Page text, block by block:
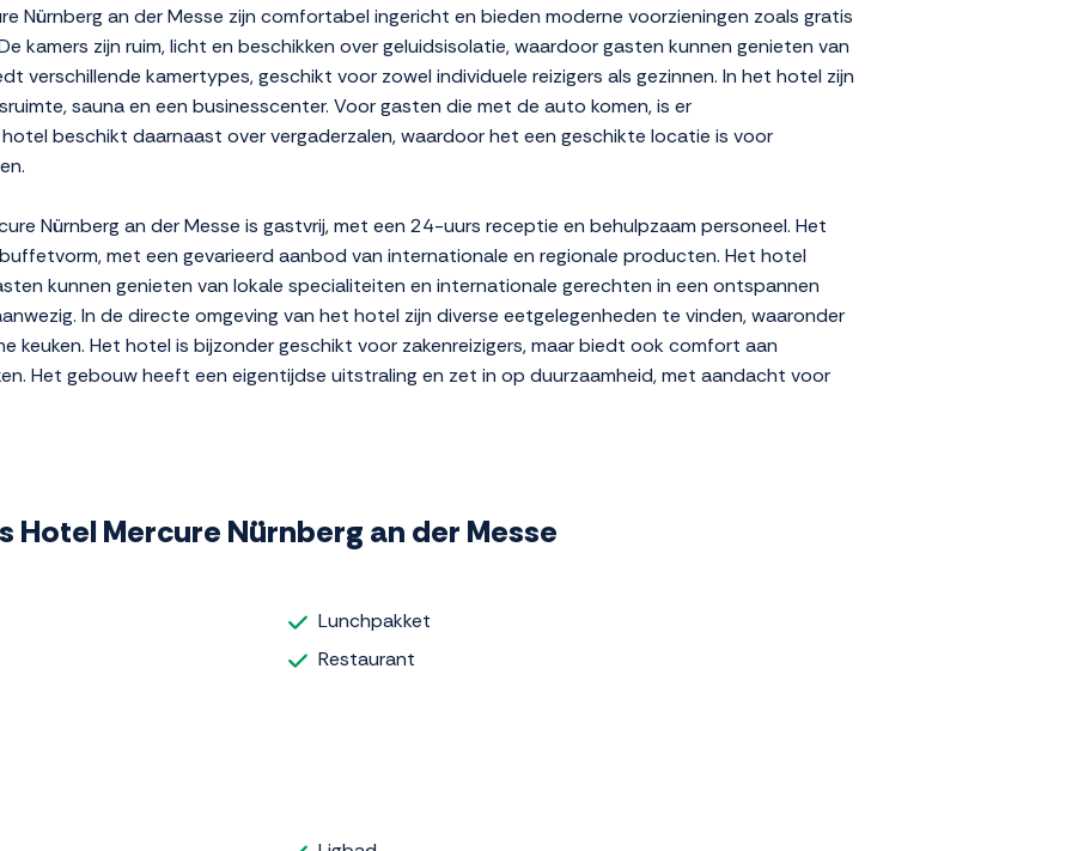
Nürnberg an der Messe zijn comfortabel ingericht en bieden moderne voorzieningen zoals gratis
kamers zijn ruim, licht en beschikken over geluidsisolatie, waardoor gasten kunnen genieten van
verschillende kamertypes, geschikt voor zowel individuele reizigers als gezinnen. In het hotel zijn
sauna en een businesscenter. Voor gasten die met de auto komen, is er
beschikt daarnaast over vergaderzalen, waardoor het een geschikte locatie is voor
Nürnberg an der Messe is gastvrij, met een 24-uurs receptie en behulpzaam personeel. Het
met een gevarieerd aanbod van internationale en regionale producten. Het hotel
kunnen genieten van lokale specialiteiten en internationale gerechten in een ontspannen
In de directe omgeving van het hotel zijn diverse eetgelegenheden te vinden, waaronder
keuken. Het hotel is bijzonder geschikt voor zakenreizigers, maar biedt ook comfort aan
Het gebouw heeft een eigentijdse uitstraling en zet in op duurzaamheid, met aandacht voor
Hotel Mercure Nürnberg an der Messe
Lunchpakket
Restaurant